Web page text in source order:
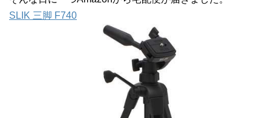
SLIK 三脚 F740